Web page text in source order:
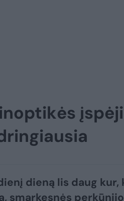
dieną lis daug kur,
smarkesnės